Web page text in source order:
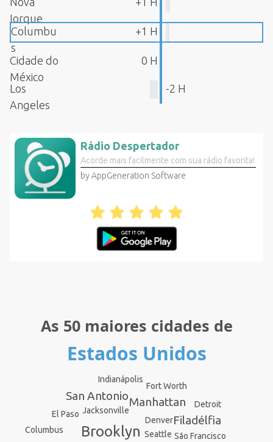
Iorque
Columbu
s
+1 H
Cidade do
México
0 H
Los
Angeles
-2 H
Rádio Despertador
Acorde mais facilmente com sua rádio favorita!
by AppGeneration Software
As 50 maiores cidades de
Estados Unidos
Brooklyn
Filadélfia
Manhattan
San Antonio
Jacksonville
São Francisco
Columbus
Fort Worth
Indianápolis
Seattle
Denver
El Paso
Detroit